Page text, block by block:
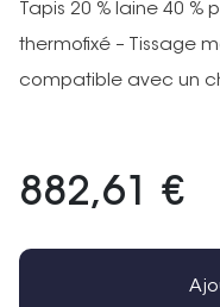
Tapis 20 % laine 40 %
thermofixé – Tissage
compatible avec un
882,61 €